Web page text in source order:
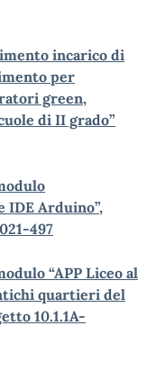
incarico di
per
green,
di II grado”
IDE Arduino”,
497
“APP Liceo al
quartieri del
10.1.1A-